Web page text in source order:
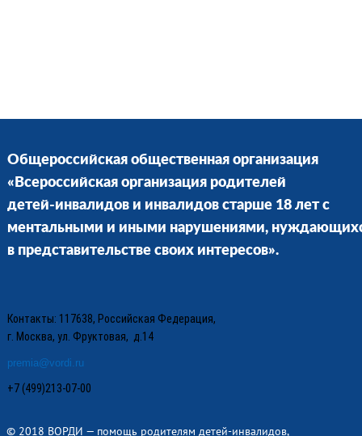
Общероссийская общественная организация
«Всероссийская организация родителей
детей-инвалидов и инвалидов старше 18 лет с
ментальными и иными нарушениями,
в представительстве своих интересов».
Контакты: 117638, Российская Федерация,
г. Москва, ул. Фруктовая, д.14
premia@vordi.ru
+7 (499)213-07-00
© 2018 ВОРДИ — помощь родителям детей-инвалидов,